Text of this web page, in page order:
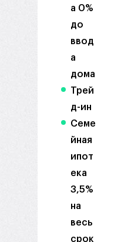
а 0%
до
ввод
а
дома
Трей
д-ин
Семе
йная
ипот
ека
3,5%
на
весь
срок